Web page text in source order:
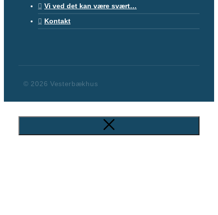
Vi ved det kan være svært…
Kontakt
© 2026 Vesterbækhus